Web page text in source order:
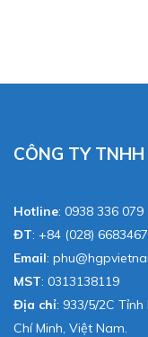
CÔNG TY
Hotline: 0938 336 079
ĐT: +84 (028)
Email:
MST: 0313138119
Địa chỉ: 933/5/2C
Chí Minh, Việt Nam.